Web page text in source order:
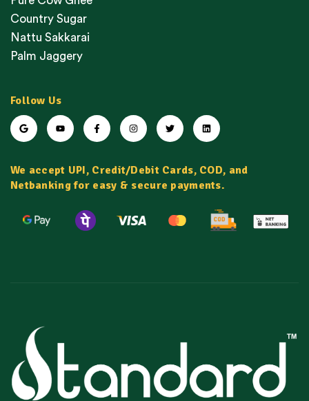
Country Sugar
Nattu Sakkarai
Palm Jaggery
Follow Us
We accept UPI, Credit/Debit Cards, COD, and
Netbanking for easy & secure payments.